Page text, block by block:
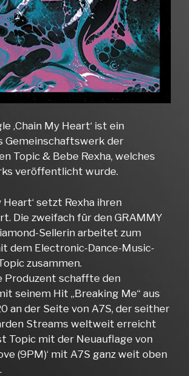
‚Chain My Heart‘ ist ein
Gemeinschaftswerk der
Topic & Bebe Rexha, welches
veröffentlicht wurde.
Heart‘ setzt Rexha ihren
Die zweifach für den GRAMMY
Sellerin arbeitet zum
dem Electronic-Dance-Music-
zusammen.
Produzent schaffte den
seinem Hit „Breaking Me“ aus
an der Seite von A7S, der seither
Streams weltweit erreicht
Topic mit der Neuauflage von
(9PM)‘ mit A7S ganz weit oben